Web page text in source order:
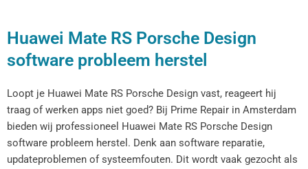
Huawei Mate RS Porsche Design
software probleem herstel
Loopt je Huawei Mate RS Porsche Design vast, reageert hij
traag of werken apps niet goed? Bij Prime Repair in Amsterdam
bieden wij professioneel Huawei Mate RS Porsche Design
software probleem herstel. Denk aan software reparatie,
updateproblemen of systeemfouten. Dit wordt vaak gezocht als